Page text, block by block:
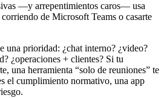
—y arrepentimientos caros— usa
de Microsoft Teams o casarte
una prioridad: ¿chat interno? ¿video?
¿operaciones + clientes? Si tu
una herramienta “solo de reuniones” te
el cumplimiento normativo, una app